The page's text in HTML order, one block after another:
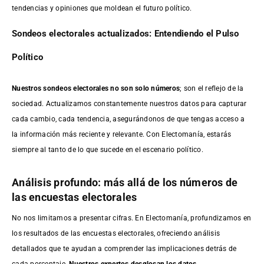
tendencias y opiniones que moldean el futuro político.
Sondeos electorales actualizados: Entendiendo el Pulso
Político
Nuestros sondeos electorales no son solo números; son el reflejo de la
sociedad. Actualizamos constantemente nuestros datos para capturar
cada cambio, cada tendencia, asegurándonos de que tengas acceso a
la información más reciente y relevante. Con Electomanía, estarás
siempre al tanto de lo que sucede en el escenario político.
Análisis profundo: más allá de los números de
las encuestas electorales
No nos limitamos a presentar cifras. En Electomanía, profundizamos en
los resultados de las encuestas electorales, ofreciendo análisis
detallados que te ayudan a comprender las implicaciones detrás de